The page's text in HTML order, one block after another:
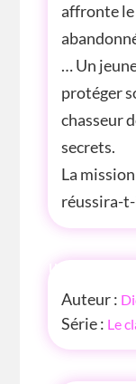
affronte le
… Un
protéger
chasseur
secrets.
La
réussira-
INFOS
Auteur :
Série : Le